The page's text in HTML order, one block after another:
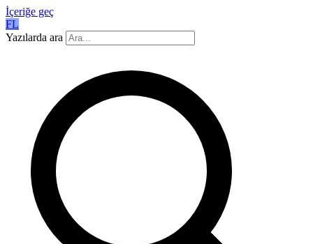
İçeriğe geç
FL
Yazılarda ara